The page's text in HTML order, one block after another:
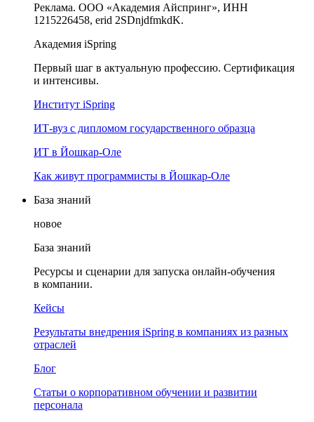
Реклама. ООО «Академия Айспринг», ИНН
1215226458, erid 2SDnjdfmkdK.
Академия iSpring
Первый шаг в актуальную профессию. Сертификация
и интенсивы.
Институт iSpring
ИТ-вуз с дипломом государственного образца
ИТ в Йошкар-Оле
Как живут программисты в Йошкар‑Оле
База знаний
новое
База знаний
Ресурсы и сценарии для запуска онлайн-обучения
в компании.
Кейсы
Результаты внедрения iSpring в компаниях из разных
отраслей
Блог
Статьи о корпоративном обучении и развитии
персонала